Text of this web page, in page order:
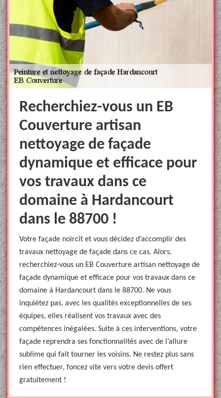
Recherchiez-vous un EB
Couverture artisan
nettoyage de façade
dynamique et efficace pour
vos travaux dans ce
domaine à Hardancourt
dans le 88700 !
Votre façade noircit et vous décidez d’accomplir des
travaux nettoyage de façade dans ce cas. Alors,
recherchiez-vous un EB Couverture artisan nettoyage de
façade dynamique et efficace pour vos travaux dans ce
domaine à Hardancourt dans le 88700. Ne vous
inquiétez pas, avec les qualités exceptionnelles de ses
équipes, elles réalisent vos travaux avec des
compétences inégalées. Suite à ces interventions, votre
façade reprendra ses fonctionnalités avec de l’allure
sublime qui fait tourner les voisins. Ne restez plus sans
rien effectuer, foncez vite vers votre devis offert
gratuitement !